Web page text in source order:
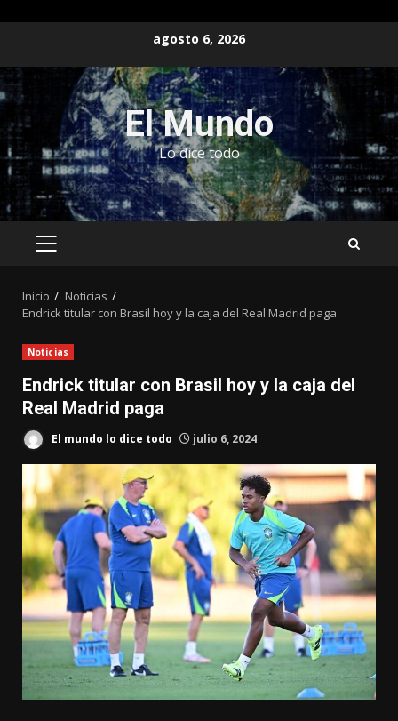
contenido
agosto 6, 2026
El Mundo
Lo dice todo
MENÚ
Inicio
Noticias
Endrick titular con Brasil hoy y la caja del Real Madrid paga
Noticias
Endrick titular con Brasil hoy y la caja del
Real Madrid paga
El mundo lo dice todo julio 6, 2024